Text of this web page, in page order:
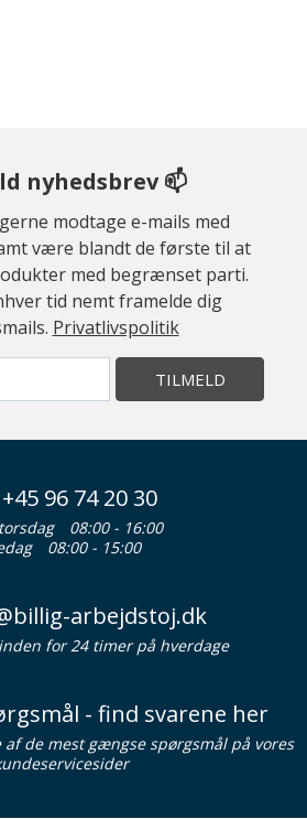
nyhedsbrev 📫
modtage e-mails med
være blandt de første til at
med begrænset parti.
tid nemt framelde dig
Privatlivspolitik
TILMELD
+45 96 74 20 30
08:00 - 16:00
08:00 - 15:00
arbejdstoj.dk
for 24 timer på hverdage
- find svarene her
af de mest gængse spørgsmål på vores